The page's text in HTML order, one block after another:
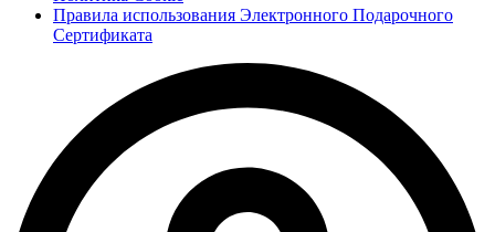
Правила использования Электронного Подарочного
Сертификата